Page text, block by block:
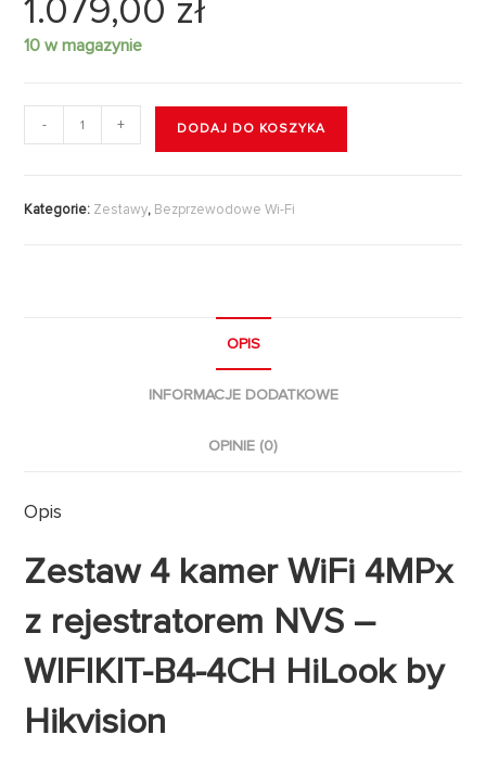
1.079,00 zł
10 w magazynie
- + DODAJ DO KOSZYKA
Kategorie: Zestawy, Bezprzewodowe Wi-Fi
OPIS
INFORMACJE DODATKOWE
OPINIE (0)
Opis
Zestaw 4 kamer WiFi 4MPx
z rejestratorem NVS –
WIFIKIT-B4-4CH HiLook by
Hikvision